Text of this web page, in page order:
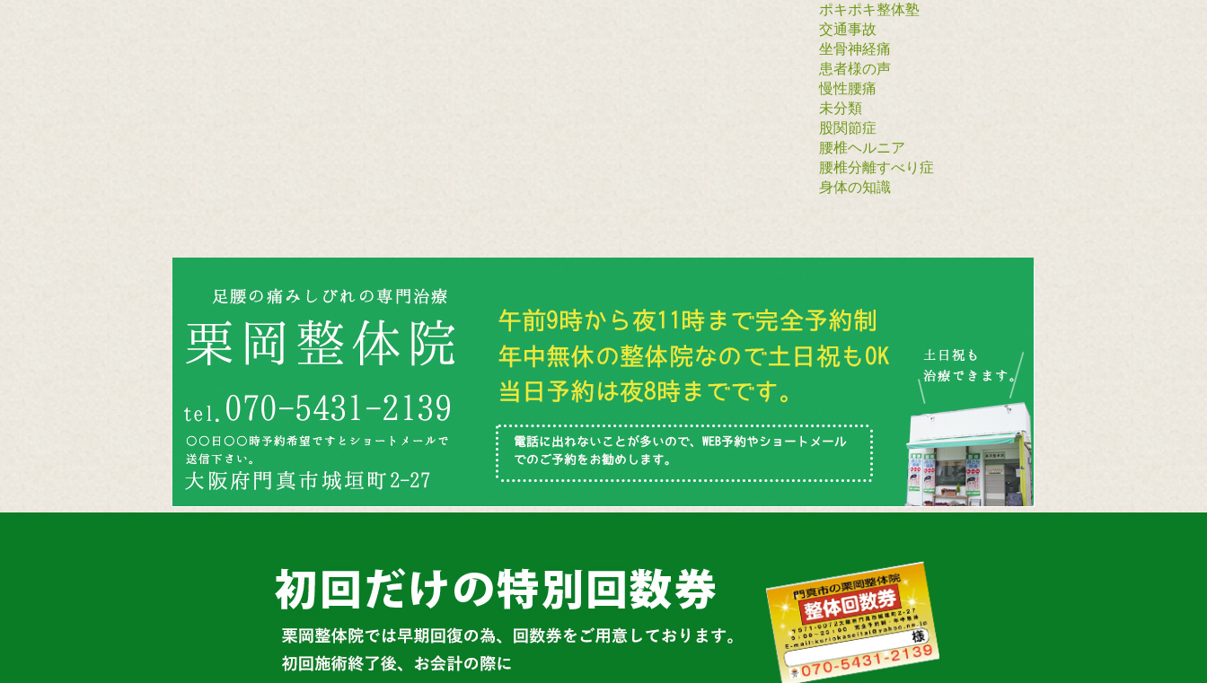
ポキポキ整体塾
交通事故
坐骨神経痛
患者様の声
慢性腰痛
未分類
股関節症
腰椎ヘルニア
腰椎分離すべり症
身体の知識